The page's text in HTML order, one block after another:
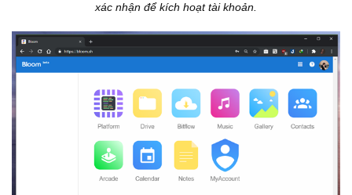
xác nhận để kích hoạt tài khoản.